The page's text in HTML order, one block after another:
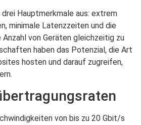
Hauptmerkmale aus: extrem
minimale Latenzzeiten und die
Anzahl von Geräten gleichzeitig zu
haben das Potenzial, die Art
hosten und darauf zugreifen,
von bis zu 20 Gbit/s